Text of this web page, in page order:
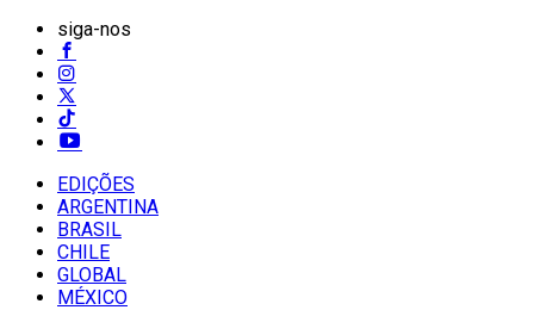
siga-nos
EDIÇÕES
ARGENTINA
BRASIL
CHILE
GLOBAL
MÉXICO